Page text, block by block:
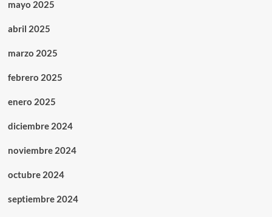
mayo 2025
abril 2025
marzo 2025
febrero 2025
enero 2025
diciembre 2024
noviembre 2024
octubre 2024
septiembre 2024